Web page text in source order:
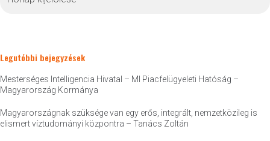
Legutóbbi bejegyzések
Mesterséges Intelligencia Hivatal – MI Piacfelügyeleti Hatóság –
Magyarország Kormánya
Magyarországnak szüksége van egy erős, integrált, nemzetközileg is
elismert víztudományi központra – Tanács Zoltán